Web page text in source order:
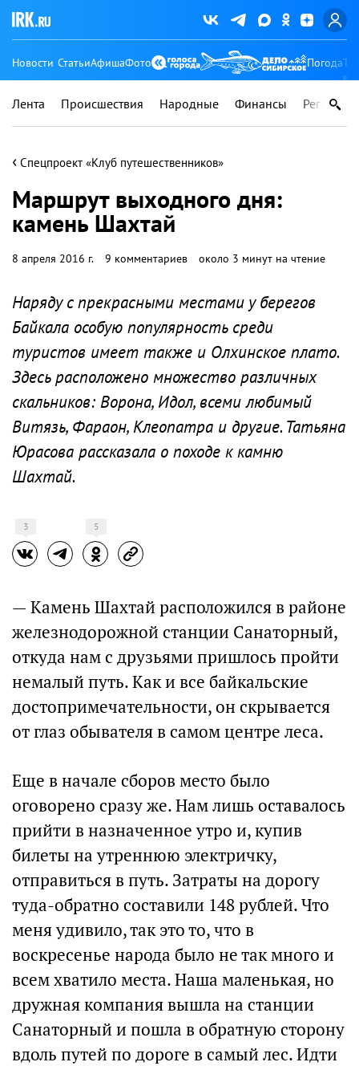
Новости СтатьиАфишаФото Погода
Лента Происшествия Народные Финансы Регионы
‹ Спецпроект «Клуб путешественников»
Маршрут выходного дня:
камень Шахтай
8 апреля 2016 г. 9 комментариев около 3 минут на чтение
Наряду с прекрасными местами у берегов
Байкала особую популярность среди
туристов имеет также и Олхинское плато.
Здесь расположено множество различных
скальников: Ворона, Идол, всеми любимый
Витязь, Фараон, Клеопатра и другие. Татьяна
Юрасова рассказала о походе к камню
Шахтай.
3 5
— Камень Шахтай расположился в районе
железнодорожной станции Санаторный,
откуда нам с друзьями пришлось пройти
немалый путь. Как и все байкальские
достопримечательности, он скрывается
от глаз обывателя в самом центре леса.
Еще в начале сборов место было
оговорено сразу же. Нам лишь оставалось
прийти в назначенное утро и, купив
билеты на утреннюю электричку,
отправиться в путь. Затраты на дорогу
туда-обратно составили 148 рублей. Что
меня удивило, так это то, что в
воскресенье народа было не так много и
всем хватило места. Наша маленькая, но
дружная компания вышла на станции
Санаторный и пошла в обратную сторону
вдоль путей по дороге в самый лес. Идти